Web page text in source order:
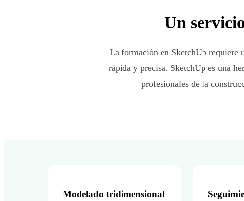
Un
La formación en SketchUp requiere
rápida y precisa. SketchUp es una
profesionales de la
Modelado tridimensional